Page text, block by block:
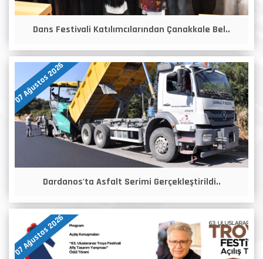
Dans Festivali Katılımcılarından Çanakkale Bel..
07 Ağustos 2026
Dardanos'ta Asfalt Serimi Gerçekleştirildi..
07 Ağustos 2026